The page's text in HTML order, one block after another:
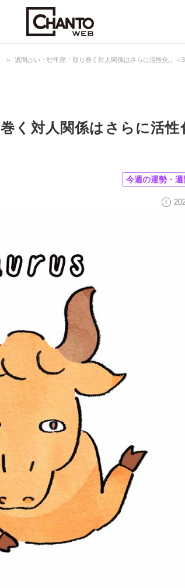
週間占い・牡牛座「取り巻く対人関係はさらに活性化」＜
く対人関係はさらに活性
今週の運勢・